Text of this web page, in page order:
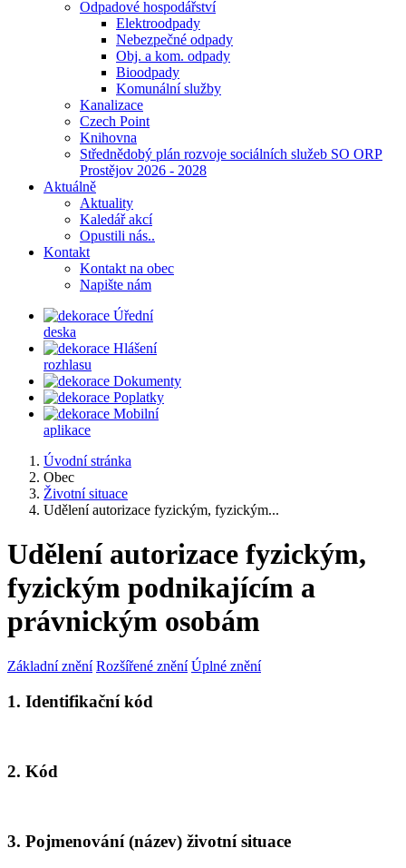
Odpadové hospodářství
Elektroodpady
Nebezpečné odpady
Obj. a kom. odpady
Bioodpady
Komunální služby
Kanalizace
Czech Point
Knihovna
Střednědobý plán rozvoje sociálních služeb SO ORP
Prostějov 2026 - 2028
Aktuálně
Aktuality
Kaledář akcí
Opustili nás..
Kontakt
Kontakt na obec
Napište nám
Úřední
deska
Hlášení
rozhlasu
Dokumenty
Poplatky
Mobilní
aplikace
Úvodní stránka
Obec
Životní situace
Udělení autorizace fyzickým, fyzickým...
Udělení autorizace fyzickým,
fyzickým podnikajícím a
právnickým osobám
Základní znění Rozšířené znění Úplné znění
1. Identifikační kód
2. Kód
3. Pojmenování (název) životní situace